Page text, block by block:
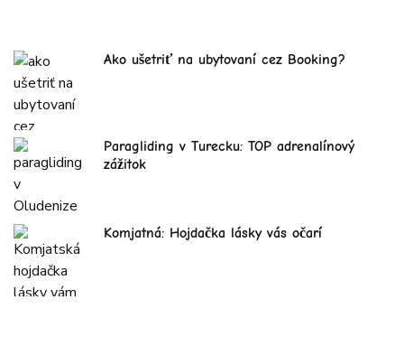
Ako ušetriť na ubytovaní cez Booking?
Paragliding v Turecku: TOP adrenalínový
zážitok
Komjatná: Hojdačka lásky vás očarí